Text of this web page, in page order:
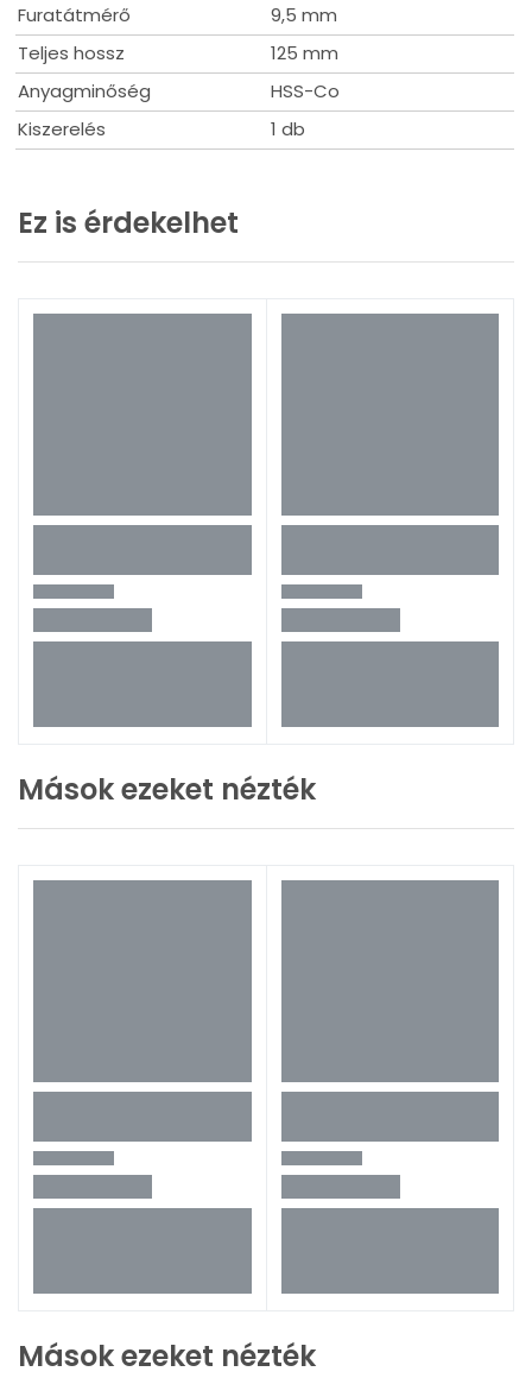
Furatátmérő
9,5 mm
Teljes hossz
125 mm
Anyagminőség
HSS-Co
Kiszerelés
1 db
Ez is érdekelhet
Mások ezeket nézték
Mások ezeket nézték